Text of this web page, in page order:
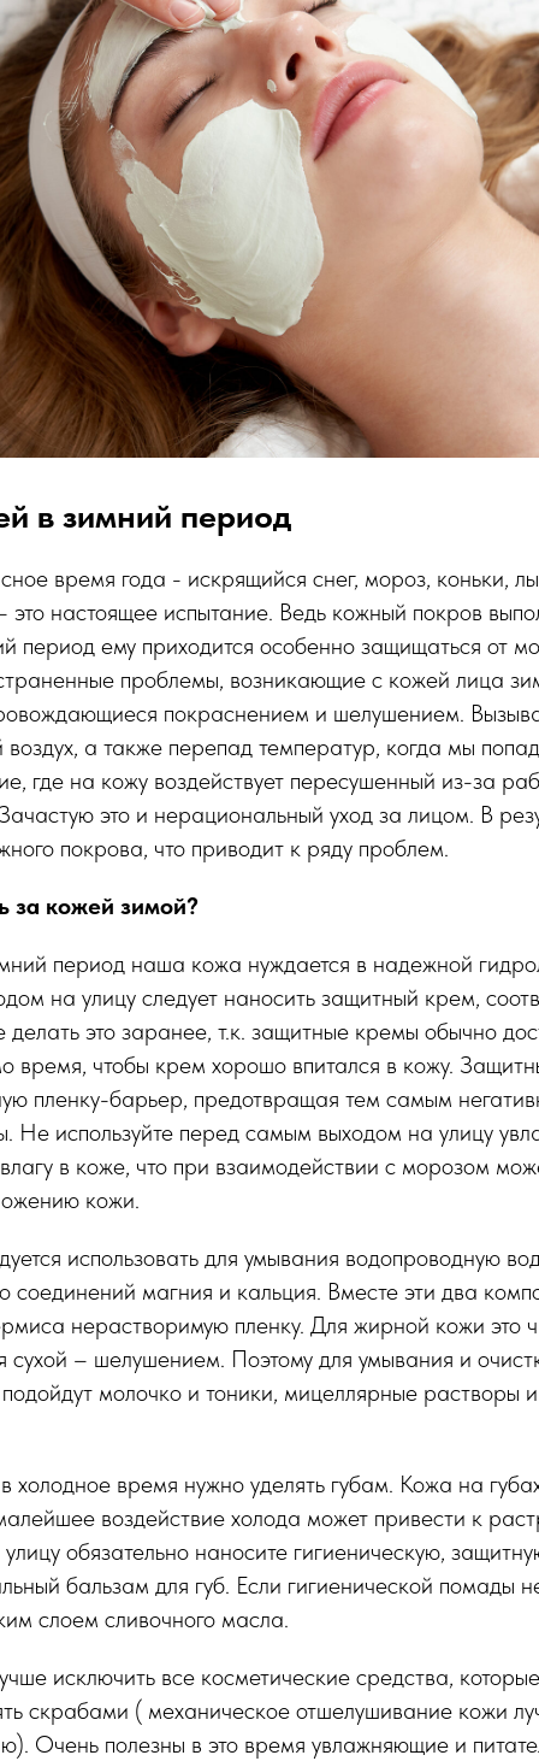
в зимний период
время года - искрящийся снег, мороз, коньки,
настоящее испытание. Ведь кожный покров
период ему приходится особенно защищаться от
проблемы, возникающие с кожей лица
покраснением и шелушением.
а также перепад температур, когда мы
где на кожу воздействует пересушенный из-за
это и нерациональный уход за лицом. В
покрова, что приводит к ряду проблем.
за кожей зимой?
период наша кожа нуждается в надежной
на улицу следует наносить защитный крем,
это заранее, т.к. защитные кремы обычно
время, чтобы крем хорошо впитался в кожу.
пленку-барьер, предотвращая тем самым
Не используйте перед самым выходом на улицу
в коже, что при взаимодействии с морозом
кожи.
использовать для умывания водопроводную
соединений магния и кальция. Вместе эти два
нерастворимую пленку. Для жирной кожи это
сухой – шелушением. Поэтому для умывания и
молочко и тоники, мицеллярные растворы
время нужно уделять губам. Кожа на
воздействие холода может привести к
обязательно наносите гигиеническую,
бальзам для губ. Если гигиенической помады
слоем сливочного масла.
исключить все косметические средства,
скрабами ( механическое отшелушивание кожи
Очень полезны в это время увлажняющие и